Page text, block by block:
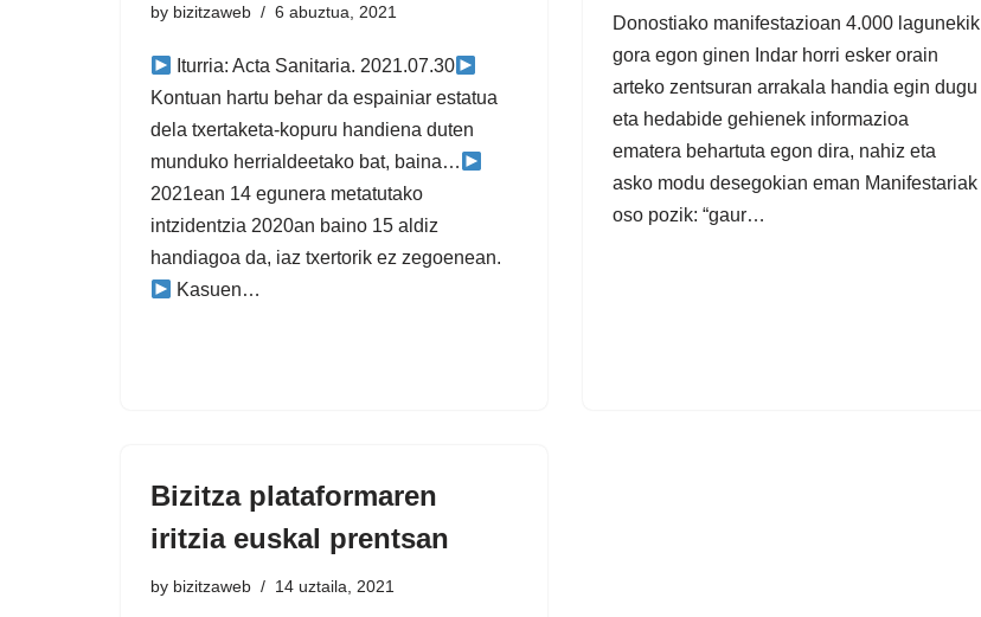
by bizitzaweb 6 abuztua, 2021
Iturria: Acta Sanitaria. 2021.07.30
Kontuan hartu behar da espainiar estatua
dela txertaketa-kopuru handiena duten
munduko herrialdeetako bat, baina…
2021ean 14 egunera metatutako
intzidentzia 2020an baino 15 aldiz
handiagoa da, iaz txertorik ez zegoenean.
Kasuen…
Donostiako manifestazioan 4.000 lagunekik
gora egon ginen Indar horri esker orain
arteko zentsuran arrakala handia egin dugu
eta hedabide gehienek informazioa
ematera behartuta egon dira, nahiz eta
asko modu desegokian eman Manifestariak
oso pozik: “gaur…
Bizitza plataformaren
iritzia euskal prentsan
by bizitzaweb 14 uztaila, 2021